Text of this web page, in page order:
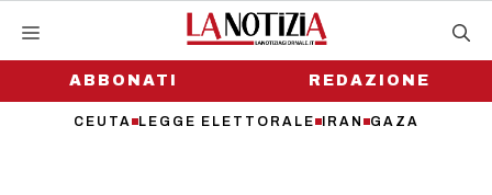
contenutoABBONATI
CEUTA LEGGE ELETTORALE IRAN GAZA
REDAZIONE